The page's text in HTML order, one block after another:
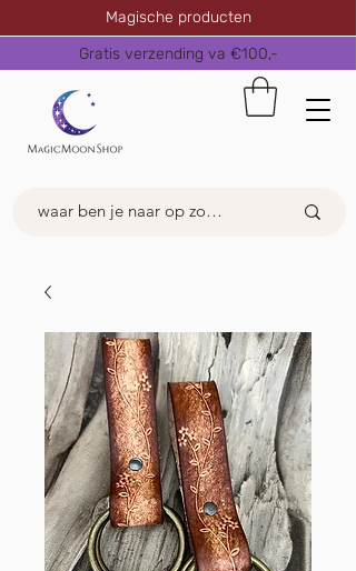
Magische producten
Gratis verzending va €100,-